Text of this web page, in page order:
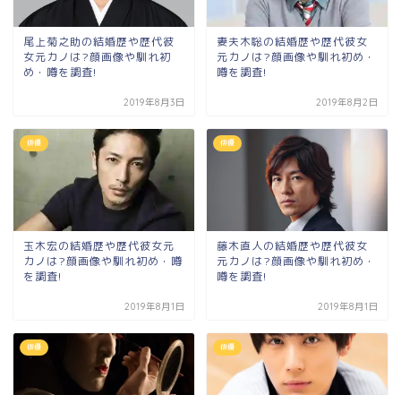
尾上菊之助の結婚歴や歴代彼
女元カノは?顔画像や馴れ初
め・噂を調査!
2019年8月3日
妻夫木聡の結婚歴や歴代彼女
元カノは?顔画像や馴れ初め・
噂を調査!
2019年8月2日
俳優
玉木宏の結婚歴や歴代彼女元
カノは?顔画像や馴れ初め・噂
を調査!
2019年8月1日
俳優
藤木直人の結婚歴や歴代彼女
元カノは?顔画像や馴れ初め・
噂を調査!
2019年8月1日
俳優 俳優